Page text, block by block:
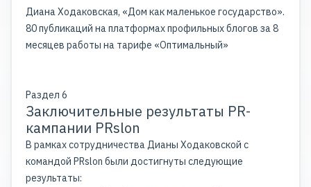
Диана Ходаковская, «Дом как маленькое государство».
80 публикаций на платформах профильных блогов за 8
месяцев работы на тарифе «Оптимальный»
Раздел 6
Заключительные результаты PR-
кампании PRslon
В рамках сотрудничества Дианы Ходаковской с
командой PRslon были достигнуты следующие
результаты: